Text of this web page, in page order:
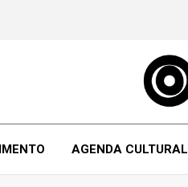
AGENDA CULTURAL